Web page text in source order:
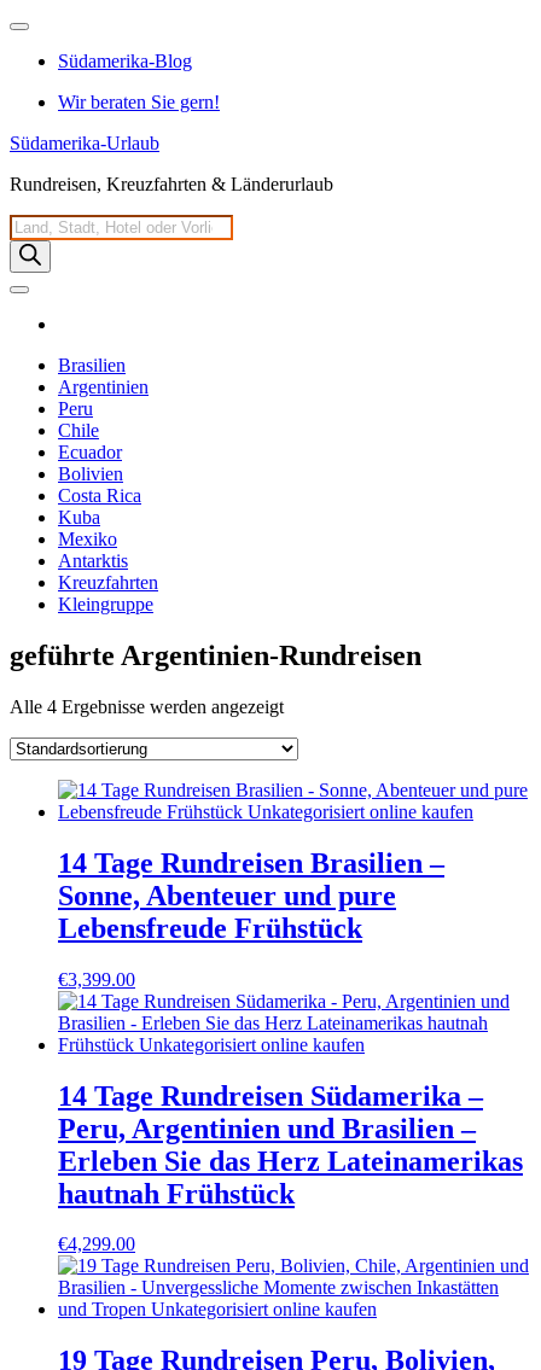
Zum
springenSüdamerika-Blog
Wir beraten Sie gern!
Südamerika-Urlaub
Rundreisen, Kreuzfahrten & Länderurlaub
Products
search
Brasilien
Argentinien
Peru
Chile
Ecuador
Bolivien
Costa Rica
Kuba
Mexiko
Antarktis
Kreuzfahrten
Kleingruppe
geführte Argentinien-Rundreisen
Alle 4 Ergebnisse werden angezeigt
14 Tage Rundreisen Brasilien –
Sonne, Abenteuer und pure
Lebensfreude Frühstück
€3,399.00
14 Tage Rundreisen Südamerika –
Peru, Argentinien und Brasilien –
Erleben Sie das Herz Lateinamerikas
hautnah Frühstück
€4,299.00
19 Tage Rundreisen Peru, Bolivien,